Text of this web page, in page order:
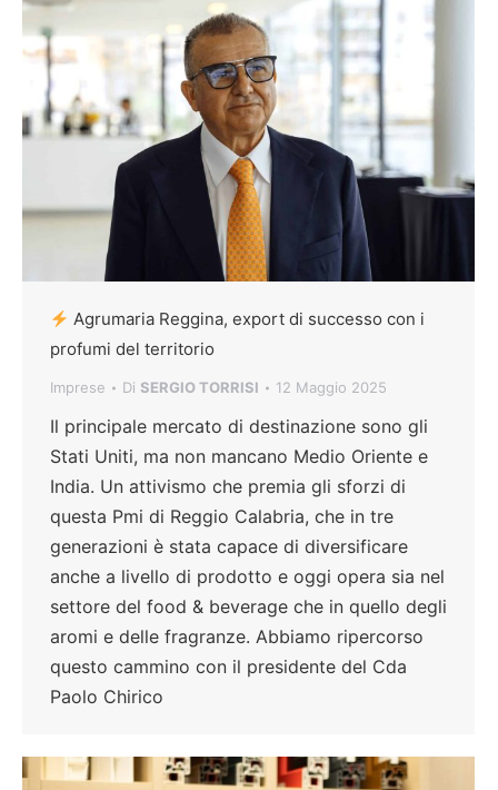
Agrumaria Reggina, export di successo con i
profumi del territorio
Imprese Di SERGIO TORRISI 12 Maggio 2025
Il principale mercato di destinazione sono gli
Stati Uniti, ma non mancano Medio Oriente e
India. Un attivismo che premia gli sforzi di
questa Pmi di Reggio Calabria, che in tre
generazioni è stata capace di diversificare
anche a livello di prodotto e oggi opera sia nel
settore del food & beverage che in quello degli
aromi e delle fragranze. Abbiamo ripercorso
questo cammino con il presidente del Cda
Paolo Chirico